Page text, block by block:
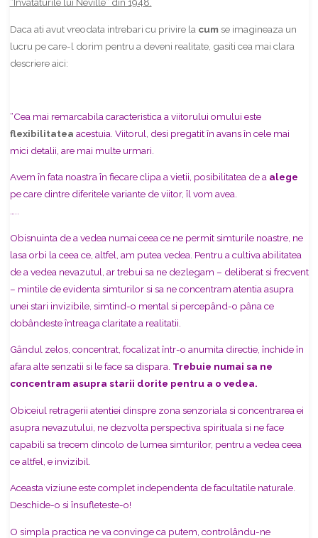
Daca ati avut vreodata intrebari cu privire la cumse imagineaza un
lucru pe care-l dorim pentru a deveni realitate, gasiti cea mai clara
descriere aici:
“Cea mai remarcabila caracteristica a viitorului omului este
flexibilitatea acestuia. Viitorul, desi pregatit în avans în cele mai
mici detalii, are mai multe urmari.
Avem în fata noastra în fiecare clipa a vietii, posibilitatea de a alege
pe care dintre diferitele variante de viitor, îl vom avea.
Obisnuinta de a vedea numai ceea ce ne permit simturile noastre, ne
lasa orbi la ceea ce, altfel, am putea vedea. Pentru a cultiva abilitatea
de a vedea nevazutul, ar trebui sa ne dezlegam – deliberat si frecvent
– mintile de evidenta simturilor si sa ne concentram atentia asupra
unei stari invizibile, simtind-o mental si percepând-o pâna ce
dobândeste întreaga claritate a realitatii.
Gândul zelos, concentrat, focalizat într-o anumita directie, închide în
afara alte senzatii si le face sa dispara. Trebuie numai sa ne
concentram asupra starii dorite pentru a o vedea.
Obiceiul retragerii atentiei dinspre zona senzoriala si concentrarea ei
asupra nevazutului, ne dezvolta perspectiva spirituala si ne face
capabili sa trecem dincolo de lumea simturilor, pentru a vedea ceea
ce altfel, e invizibil.
Aceasta viziune este complet independenta de facultatile naturale.
Deschide-o si însufleteste-o!
O simpla practica ne va convinge ca putem, controlându-ne